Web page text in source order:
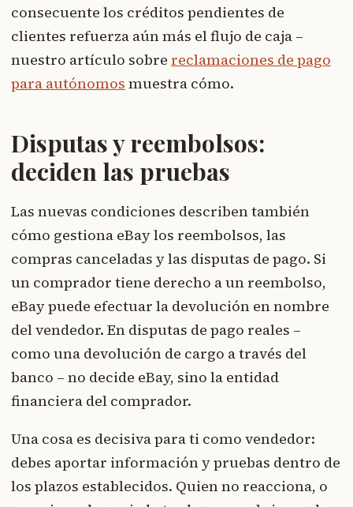
consecuente los créditos pendientes de
clientes refuerza aún más el flujo de caja –
nuestro artículo sobre reclamaciones de pago
para autónomos muestra cómo.
Disputas y reembolsos:
deciden las pruebas
Las nuevas condiciones describen también
cómo gestiona eBay los reembolsos, las
compras canceladas y las disputas de pago. Si
un comprador tiene derecho a un reembolso,
eBay puede efectuar la devolución en nombre
del vendedor. En disputas de pago reales –
como una devolución de cargo a través del
banco – no decide eBay, sino la entidad
financiera del comprador.
Una cosa es decisiva para ti como vendedor:
debes aportar información y pruebas dentro de
los plazos establecidos. Quien no reacciona, o